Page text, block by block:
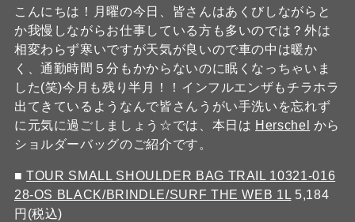
こんにちは！月曜の今日、皆さんはあくびしながらと
か我慢しながらお仕事している方も多いのでは？外は
相変わらず寒いですが天気が良いので車の中は暖か
く、通勤時間５分もかからないのに眠くなっちゃいま
した(笑)今月も残り半月！！インフルエンザもチラホラ
出てきているようなんで皆さんうがい手洗いを忘れず
に元気に過ごしましょう☆では、本日は Herschel から
ショルダーバッグのご紹介です。
■TOUR SMALL SHOULDER BAG TRAIL 10321-016
28-OS BLACK/BRINDLE/SURF THE WEB 1L 5,184
円(税込)